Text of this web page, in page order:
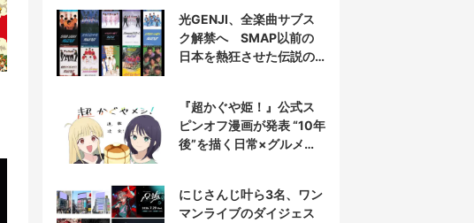
光GENJI、全楽曲サブス
ク解禁へ SMAP以前の
日本を熱狂させた伝説の
『超かぐや姫！』公式ス
ピンオフ漫画が発表 “10年
後”を描く日常×グルメ作
にじさんじ叶ら3名、ワン
マンライブのダイジェス